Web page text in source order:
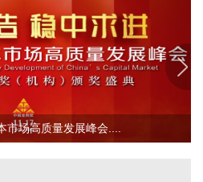
，与台风“巴威”相比，“白海豚”可
、造成影响更大。要高度警觉、闻
当前的重中之重，始终坚持人民
坏处着眼、做到顶格防御、打足提
贯穿全省、长时间影响、风雨
克服麻痹思想、侥幸心理，把所
，确保守住“三条底线”，实现“不
市场高质量发展峰会....